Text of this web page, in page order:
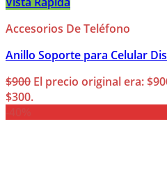
Accesorios De Teléfono
Anillo Soporte para Celular
$900 El precio original era:
$300.